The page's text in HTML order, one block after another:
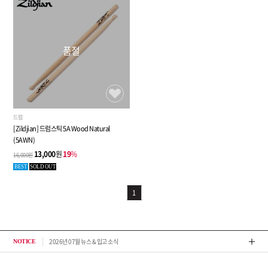
품절
드럼
[Zildjian] 드럼스틱 5A Wood Natural
(5AWN)
16,000원 13,000원19%
BEST SOLD OUT
1
NOTICE 2026년 07월 뉴스 & 입고 소식 톤퀘